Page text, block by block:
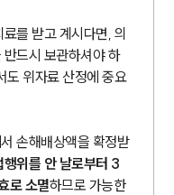
를 받고 계시다면, 의
드시 보관하셔야 하
도 위자료 산정에 중요
손해배상액을 확정받
행위를 안 날로부터 3
로 소멸하므로 가능한